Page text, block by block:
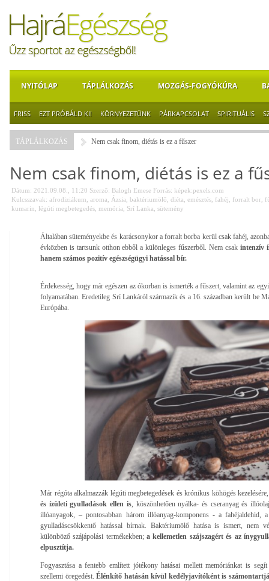
NYITÓLAP TÁPLÁLKOZÁS MOZGÁS-FOGYÓKÚRA
FRISS EZT PRÓBÁLD KI! KÖRNYEZETÜNK PÁRKAPCSOLAT SPIRITUÁLIS
TÁPLÁLKOZÁS Nem csak finom, diétás is ez a fűszer
Nem csak finom, diétás is ez a
Dátum: 2021.09.08., 11:20 Szerző: Balogh Emese Forrás: képek:pexels.com
Kulcsszavak: afrodiziákum aroma Ázsia baktériumölő diéta emésztés fahéj forralt bor
kumarin
légúti megbetegedés memória Srí Lanka sütemény
Általában süteményekbe és karácsonykor a forralt borba kerül csak fahéj,
évközben is tartsunk otthon ebből a különleges fűszerből. Nem csak intenzív
hanem számos pozitív egészségügyi hatással bír.
Érdekesség, hogy már egészen az ókorban is ismerték a fűszert, valamint az
folyamatában. Eredetileg Srí Lankáról származik és a 16. században került be
Európába.
Már régóta alkalmazzák légúti megbetegedések és krónikus köhögés
és ízületi gyulladások ellen is, köszönhetően nyálka- és cseranyag és
illóanyagok, – pontosabban három illóanyag-komponens - a fahéjaldehid,
gyulladáscsökkentő hatással bírnak. Baktériumölő hatása is ismert, nem
különböző szájápolási termékekben;a kellemetlen szájszagért és az
elpusztítja.
Fogyasztása a fentebb említett jótékony hatásai mellett memóriánkat is
szellemi öregedést. Élénkítő hatásán kívül kedélyjavítóként is